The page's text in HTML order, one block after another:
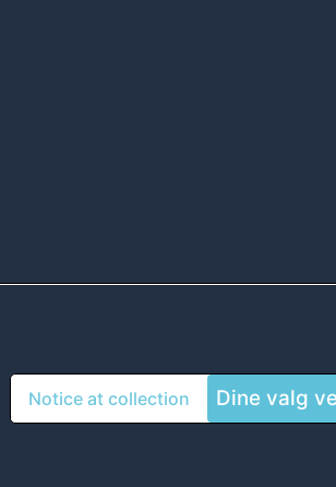
Notice at collection Dine valg